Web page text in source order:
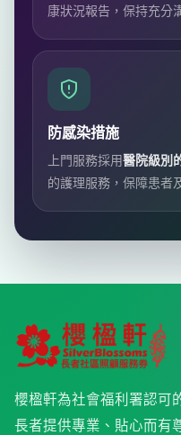
康狀況報告，保持充分
防感染措施
上門服務採用醫院級別
的護理服務，保障患者
櫻楹軒為社會福利署認可
長者提供專業、貼心而有